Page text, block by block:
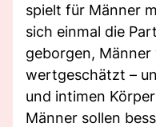
spielt für Männer
sich einmal die
geborgen,
wertgeschätzt –
und intimen
Männer sollen